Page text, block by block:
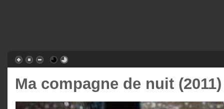
Ma compagne de nuit (2011)